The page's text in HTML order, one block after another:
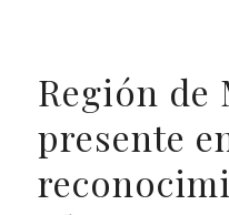
Región de
presente